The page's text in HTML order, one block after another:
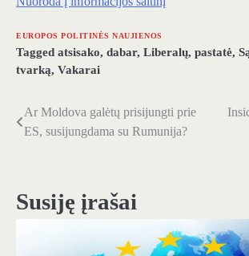
EUROPOS POLITINĖS NAUJIENOS
Tagged atsisako, dabar, Liberalų, pastatė,
tvarką, Vakarai
Navigacija
Ar Moldova galėtų prisijungti prie
ES, susijungdama su Rumunija?
Susiję įrašai